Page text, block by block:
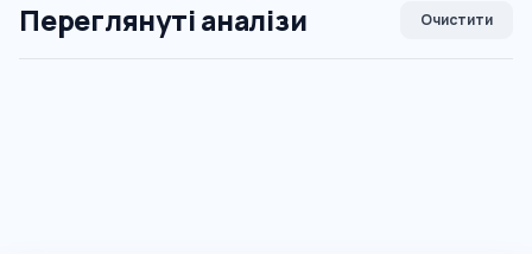
Переглянуті аналізи Очистити